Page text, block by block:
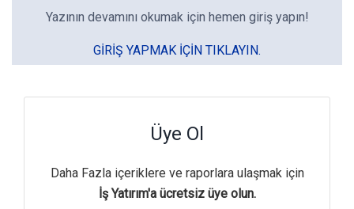
Yazının devamını okumak için hemen giriş yapın!
GIRIŞ YAPMAK IÇIN TIKLAYIN.
Üye Ol
Daha Fazla içeriklere ve raporlara ulaşmak için
İş Yatırım'a ücretsiz üye olun.